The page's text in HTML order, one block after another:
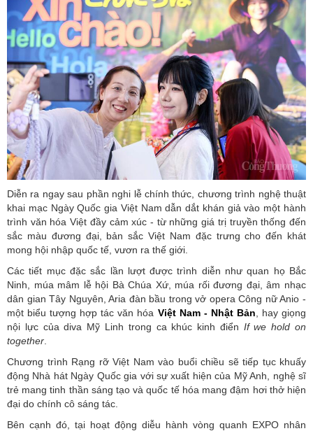
Diễn ra ngay sau phần nghi lễ chính thức, chương trình nghệ thuật
khai mạc Ngày Quốc gia Việt Nam dẫn dắt khán giả vào một hành
trình văn hóa Việt đầy cảm xúc - từ những giá trị truyền thống đến
sắc màu đương đại, bản sắc Việt Nam đặc trưng cho đến khát
mong hội nhập quốc tế, vươn ra thế giới.
Các tiết mục đặc sắc lần lượtđược trình diễn như quan họ Bắc
Ninh, múa mâm lễ hội Bà Chúa Xứ, múa rối đương đại, âm nhạc
dân gian Tây Nguyên, Aria đàn bầu trong vở opera Công nữ Anio -
một biểu tượng hợp tác văn hóa Việt Nam - Nhật Bản , hay giọng
nội lực củadiva Mỹ Linh trong ca khúc kinh điển If we hold on
together
Chương trình Rạng rỡ Việt Nam vào buổi chiều sẽ tiếp tục khuấy
động Nhà hát Ngày Quốc gia với sự xuất hiện của Mỹ Anh, nghệ sĩ
trẻ mang tinh thần sáng tạo và quốc tế hóa mang đậm hơi thở hiện
đại do chính cô sáng tác.
Bên cạnh đó, tại hoạt động diễu hành vòng quanh EXPO nhân